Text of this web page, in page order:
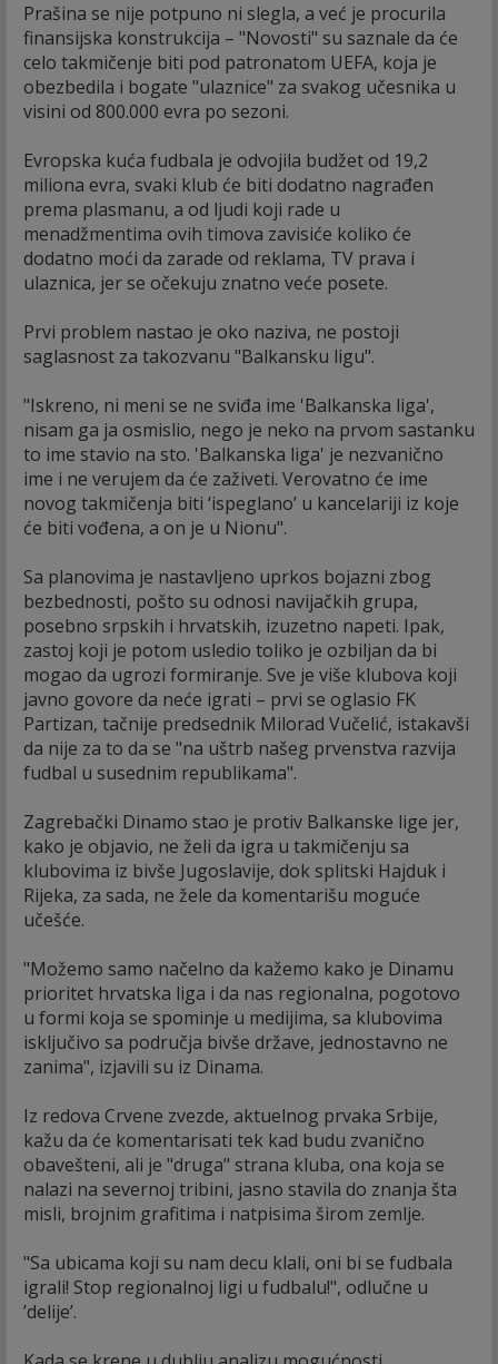
Prašina se nije potpuno ni slegla, a već je procurila
finansijska konstrukcija – "Novosti" su saznale da će
celo takmičenje biti pod patronatom UEFA, koja je
obezbedila i bogate "ulaznice" za svakog učesnika u
visini od 800.000 evra po sezoni.
Evropska kuća fudbala je odvojila budžet od 19,2
miliona evra, svaki klub će biti dodatno nagrađen
prema plasmanu, a od ljudi koji rade u
menadžmentima ovih timova zavisiće koliko će
dodatno moći da zarade od reklama, TV prava i
ulaznica, jer se očekuju znatno veće posete.
Prvi problem nastao je oko naziva, ne postoji
saglasnost za takozvanu "Balkansku ligu".
"Iskreno, ni meni se ne sviđa ime 'Balkanska liga',
nisam ga ja osmislio, nego je neko na prvom sastanku
to ime stavio na sto. 'Balkanska liga' je nezvanično
ime i ne verujem da će zaživeti. Verovatno će ime
novog takmičenja biti ‘ispeglano’ u kancelariji iz koje
će biti vođena, a on je u Nionu".
Sa planovima je nastavljeno uprkos bojazni zbog
bezbednosti, pošto su odnosi navijačkih grupa,
posebno srpskih i hrvatskih, izuzetno napeti. Ipak,
zastoj koji je potom usledio toliko je ozbiljan da bi
mogao da ugrozi formiranje. Sve je više klubova koji
javno govore da neće igrati – prvi se oglasio FK
Partizan, tačnije predsednik Milorad Vučelić, istakavši
da nije za to da se "na uštrb našeg prvenstva razvija
fudbal u susednim republikama".
Zagrebački Dinamo stao je protiv Balkanske lige jer,
kako je objavio, ne želi da igra u takmičenju sa
klubovima iz bivše Jugoslavije, dok splitski Hajduk i
Rijeka, za sada, ne žele da komentarišu moguće
učešće.
"Možemo samo načelno da kažemo kako je Dinamu
prioritet hrvatska liga i da nas regionalna, pogotovo
u formi koja se spominje u medijima, sa klubovima
isključivo sa područja bivše države, jednostavno ne
zanima", izjavili su iz Dinama.
Iz redova Crvene zvezde, aktuelnog prvaka Srbije,
kažu da će komentarisati tek kad budu zvanično
obavešteni, ali je "druga" strana kluba, ona koja se
nalazi na severnoj tribini, jasno stavila do znanja šta
misli, brojnim grafitima i natpisima širom zemlje.
"Sa ubicama koji su nam decu klali, oni bi se fudbala
igrali! Stop regionalnoj ligi u fudbalu!", odlučne u
’delije’.